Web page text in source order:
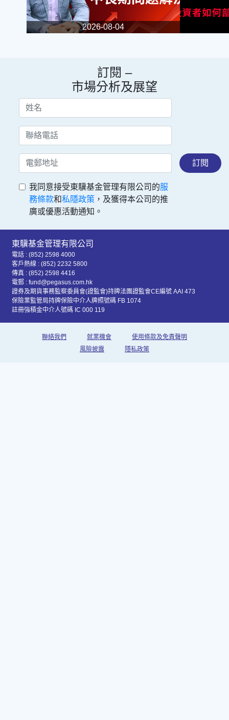
2026-08-04
訂閱 –
市場分析及展望
訂閱
我同意接受東驥基金管理有限公司的服
務條款和私隱政策 ，及獲得本公司的推
廣或優惠活動通知。
東驥基金管理有限公司
電話 : (852) 2598 4000
客戶熱線 : (852) 2232 5800
傳真 : (852) 2598 4416
電郵 : fund@pegasus.com.hk
證券及期貨事務監察委員會(證監會)持牌法團證監會CE編號 AAI 473
保險業監管局持牌保險中介人牌照號碼 FB 1074
註冊強積金中介人號碼 IC 000 119
聯絡我們 就業機會
使用條款及免責聲明
風險披露
隱私政策